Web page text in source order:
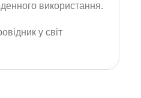
використання.
у світ